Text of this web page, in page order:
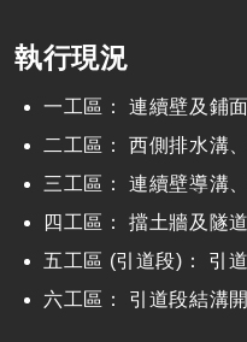
執行現況
一工區： 連續壁及鋪
二工區： 西側排水溝
三工區： 連續壁導溝
四工區： 擋土牆及隧
五工區 (引道段)： 引
六工區： 引道段結溝